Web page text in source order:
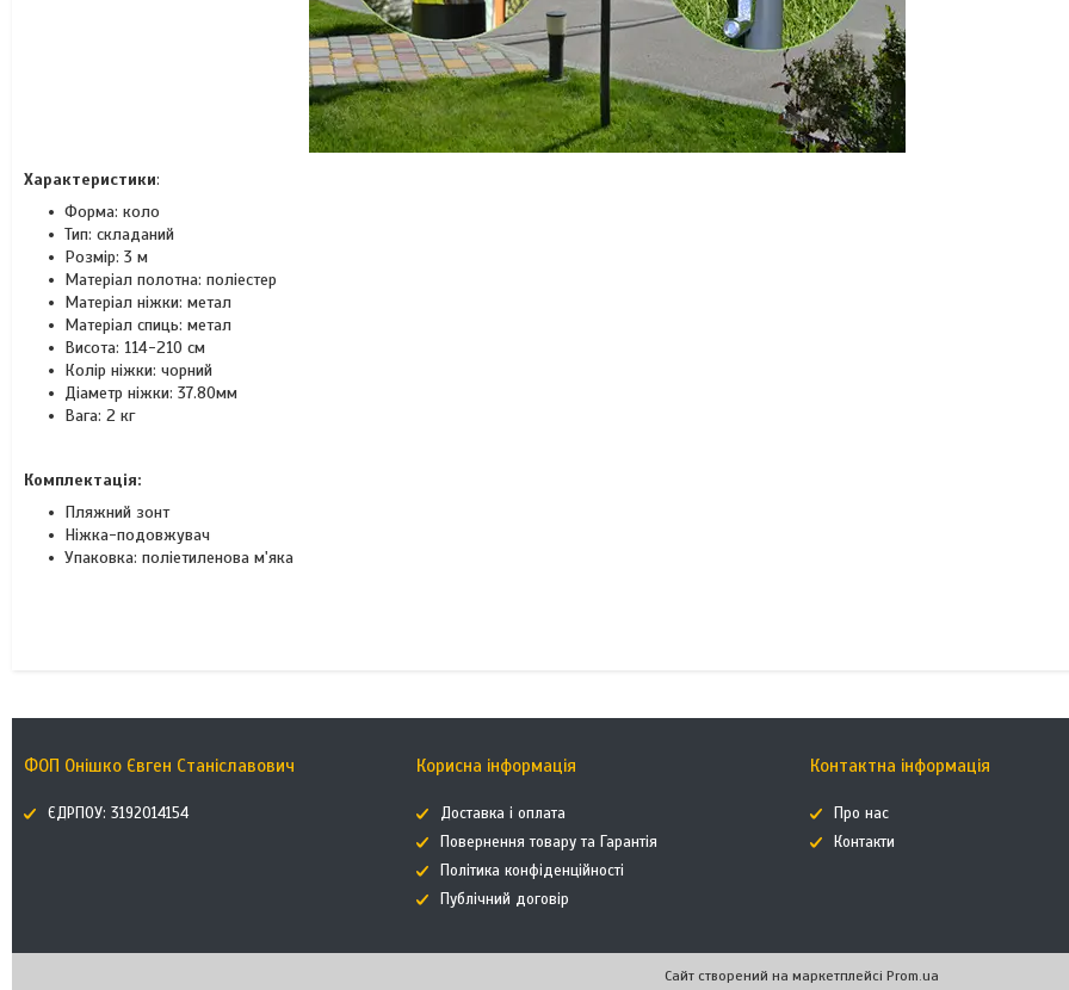
Характеристики:
Форма: коло
Тип: складаний
Розмір: 3 м
Матеріал полотна: поліестер
Матеріал ніжки: метал
Матеріал спиць: метал
Висота: 114-210 см
Колір ніжки: чорний
Діаметр ніжки: 37.80мм
Вага: 2 кг
Комплектація:
Пляжний зонт
Ніжка-подовжувач
Упаковка: поліетиленова м'яка
ФОП Онішко Євген Станіславович
ЄДРПОУ: 3192014154
Корисна інформація
Доставка і оплата
Повернення товару та Гарантія
Політика конфіденційності
Публічний договір
Контактна інформація
Про нас
Контакти
Сайт створений на маркетплейсі Prom.ua